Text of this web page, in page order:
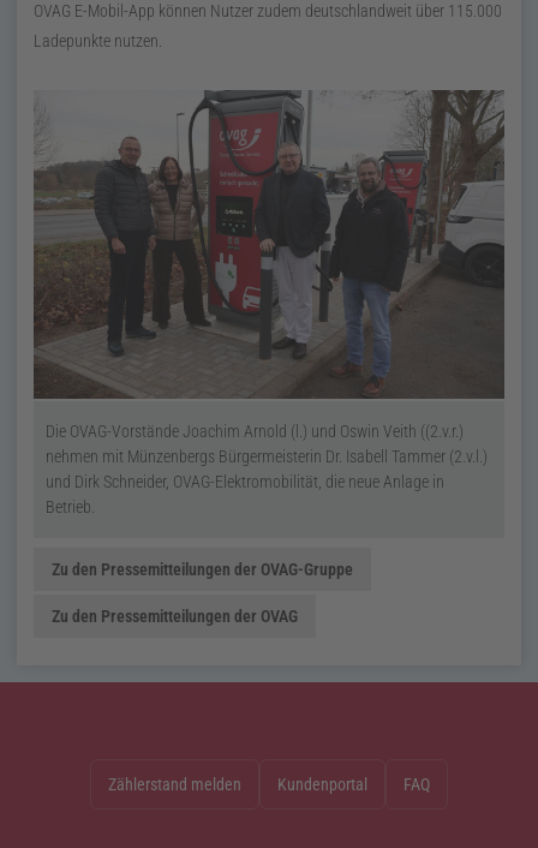
OVAG E-Mobil-App können Nutzer zudem deutschlandweit über 115.000
Ladepunkte nutzen.
Die OVAG-Vorstände Joachim Arnold (l.) und Oswin Veith ((2.v.r.)
nehmen mit Münzenbergs Bürgermeisterin Dr. Isabell Tammer (2.v.l.)
und Dirk Schneider, OVAG-Elektromobilität, die neue Anlage in
Betrieb.
Zu den Pressemitteilungen der OVAG-Gruppe
Zu den Pressemitteilungen der OVAG
Zählerstand melden Kundenportal FAQ